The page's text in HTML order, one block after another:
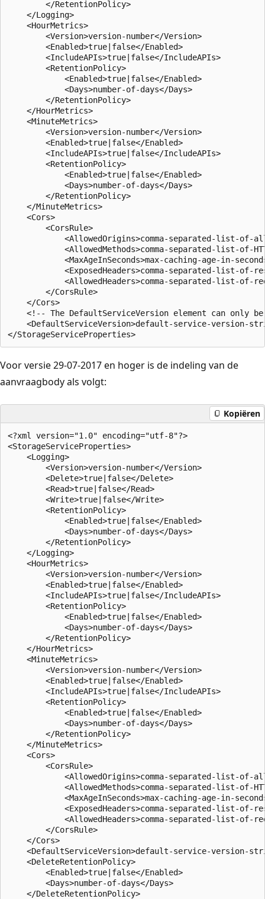
        </RetentionPolicy>
    </Logging>
    <HourMetrics>
        <Version>version-number</Version>
        <Enabled>true|false</Enabled>
        <IncludeAPIs>true|false</IncludeAPIs>
        <RetentionPolicy>
            <Enabled>true|false</Enabled>
            <Days>number-of-days</Days>
        </RetentionPolicy>
    </HourMetrics>
    <MinuteMetrics>
        <Version>version-number</Version>
        <Enabled>true|false</Enabled>
        <IncludeAPIs>true|false</IncludeAPIs>
        <RetentionPolicy>
            <Enabled>true|false</Enabled>
            <Days>number-of-days</Days>
        </RetentionPolicy>
    </MinuteMetrics>
    <Cors>
        <CorsRule>
<AllowedOrigins>comma-separated-list-of-
<AllowedMethods>comma-separated-list-of-
<MaxAgeInSeconds>max-caching-age-in-
<ExposedHeaders>comma-separated-list-of-
<AllowedHeaders>comma-separated-list-of-
        </CorsRule>
    </Cors>
<!-- The DefaultServiceVersion element can only
<DefaultServiceVersion>default-service-version-
Voor versie 29-07-2017 en hoger is de indeling van de
aanvraagbody als volgt:
Kopiëren
<?xml version="1.0" encoding="utf-8"?>
<StorageServiceProperties>
    <Logging>
        <Version>version-number</Version>
        <Delete>true|false</Delete>
        <Read>true|false</Read>
        <Write>true|false</Write>
        <RetentionPolicy>
            <Enabled>true|false</Enabled>
            <Days>number-of-days</Days>
        </RetentionPolicy>
    </Logging>
    <HourMetrics>
        <Version>version-number</Version>
        <Enabled>true|false</Enabled>
        <IncludeAPIs>true|false</IncludeAPIs>
        <RetentionPolicy>
            <Enabled>true|false</Enabled>
            <Days>number-of-days</Days>
        </RetentionPolicy>
    </HourMetrics>
    <MinuteMetrics>
        <Version>version-number</Version>
        <Enabled>true|false</Enabled>
        <IncludeAPIs>true|false</IncludeAPIs>
        <RetentionPolicy>
            <Enabled>true|false</Enabled>
            <Days>number-of-days</Days>
        </RetentionPolicy>
    </MinuteMetrics>
    <Cors>
        <CorsRule>
<AllowedOrigins>comma-separated-list-of-
<AllowedMethods>comma-separated-list-of-
<MaxAgeInSeconds>max-caching-age-in-
<ExposedHeaders>comma-separated-list-of-
<AllowedHeaders>comma-separated-list-of-
        </CorsRule>
    </Cors>
<DefaultServiceVersion>default-service-version-
    <DeleteRetentionPolicy>
        <Enabled>true|false</Enabled>
        <Days>number-of-days</Days>
    </DeleteRetentionPolicy>